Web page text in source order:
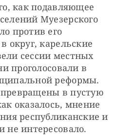
как подавляющее
Муезерского
против его
округ, карельские
сессии местных
проголосовали в
реформы.
в пустую
оказалось, мнение
республиканские и
не интересовало.